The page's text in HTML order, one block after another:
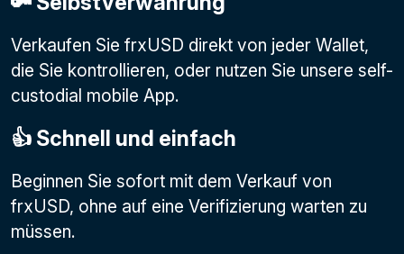
Verkaufen Sie frxUSD direkt von jeder Wallet,
die Sie kontrollieren, oder nutzen Sie unsere self-
custodial mobile App.
👍 Schnell und einfach
Beginnen Sie sofort mit dem Verkauf von
frxUSD, ohne auf eine Verifizierung warten zu
müssen.